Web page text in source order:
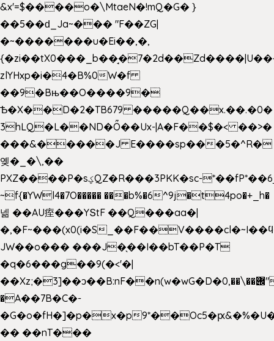
&x'=$����o�\MtaeN�!mQ�G� }
��5��ԁ_Ja~��� "F��ZG|
�~�������u�Ei��,�,
zlYHxp�i�4�B%0W�f
��9�Bњ��O����9�
Ѣ�X��D�2�TB679 �����Q��x.��.�0�
3hLQ�L��ND�Ȫ��Ux-|A�F��$�< ��>�
���&�����J E����sp���5�^R�
옞�_�\,��
PXZ����P�sؼQZ�R���3PKK�sc-*��fP*��6_̦Q���H�hl��a��j��dӤ�ܥ�Ք�7�)S�_3y��@�n-
~f{�YWl4�7O����� ���b%�6^9j�t4po�+_h�
넮 ��AU痓���YՏtF ��Q���aa�|
�,�F~���(x0(i�S
JW��o��� ���J�̖��I��bT��P�T
�q�6���g��9(�<'�|
��Xz;�3]��ͻ��B:nF��n(w�wG�D�݌��\��,0"�
�A��7B�C�-
�G�o�fH�]�p�x�p
�� ��nT���